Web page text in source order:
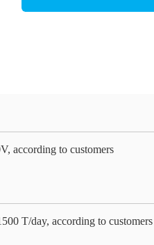
according to customers
T/day, according to customers